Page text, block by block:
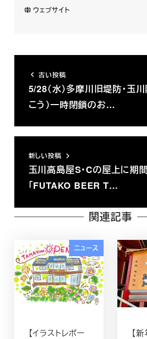
ウェブサイト
古い投稿
5/28（水）多摩川旧堤防・玉川
こう）一時閉鎖のお…
新しい投稿
玉川高島屋S・Cの屋上に期
「FUTAKO BEER T…
関連記事
ニュース
【イラストレポー
【